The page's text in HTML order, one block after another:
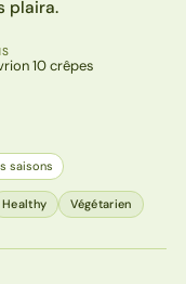
plaira.
10 crêpes
saisons
Healthy Végétarien